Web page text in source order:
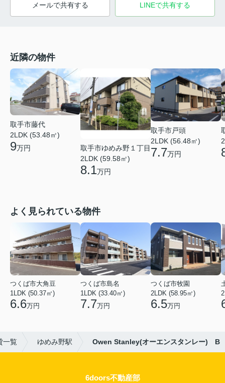
メールで共有する LINEで共有する
近隣の物件
取手市藤代
2LDK (53.48㎡)
9万円
取手市ゆめみ野１丁目
2LDK (59.58㎡)
8.1万円
取手市戸頭
2LDK (56.48㎡)
7.7万円
よく見られている物件
つくば市大角豆
1LDK (50.37㎡)
6.6万円
つくば市島名
1LDK (33.40㎡)
7.7万円
つくば市牧園
2LDK (58.95㎡)
6.5万円
一覧 ゆめみ野駅 Owen Stanley(オーエンスタンレー) B
6doors不動産部